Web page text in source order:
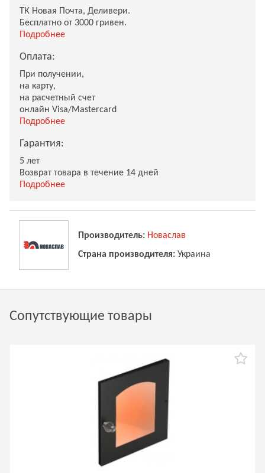
ТК Новая Почта, Деливери.
Бесплатно от 3000 гривен.
Подробнее
Оплата:
При получении,
на карту,
на расчетный счет
онлайн Visa/Mastercard
Подробнее
Гарантия:
5 лет
Возврат товара в течение 14 дней
Подробнее
Производитель: Новаслав
Страна производителя: Украина
Сопутствующие товары